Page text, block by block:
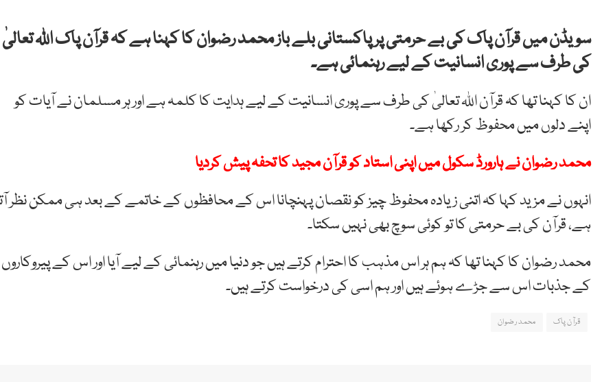
سویڈن میں قرآن پاک کی بے حرمتی پر پاکستانی بلے باز محمد رضوان کا کہنا ہے کہ قرآن پاک اللہ تعالیٰ
کی طرف سے پوری انسانیت کے لیے رہنمائی ہے۔
ان کا کہنا تھا کہ قرآن اللہ تعالیٰ کی طرف سے پوری انسانیت کے لیے ہدایت کا کلمہ ہے اور ہر مسلمان نے آیات کو
اپنے دلوں میں محفوظ کر رکھا ہے۔
محمد رضوان نے ہارورڈ سکول میں اپنی استاد کو قرآن مجید کا تحفہ پیش کردیا
انہوں نے مزید کہا کہ اتنی زیادہ محفوظ چیز کو نقصان پہنچانا اس کے محافظوں کے خاتمے کے بعد ہی ممکن نظر
ہے، قرآن کی بے حرمتی کا تو کوئی سوچ بھی نہیں سکتا۔
محمد رضوان کا کہنا تھا کہ ہم ہر اس مذہب کا احترام کرتے ہیں جو دنیا میں رہنمائی کے لیے آیا اور اس کے پیروکاروں
کے جذبات اس سے جڑے ہوئے ہیں اور ہم اسی کی درخواست کرتے ہیں۔
قرآن پاک محمد رضوان